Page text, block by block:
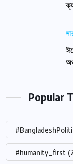
Popular
#humanity_first